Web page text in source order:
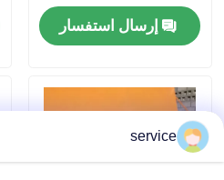
أخبار
إرسال استفسار
service